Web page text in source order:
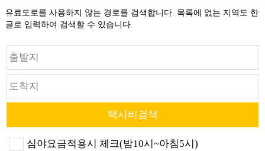
유료도로를 사용하지 않는 경로를 검색합니다. 목록에 없는 지역도 한
글로 입력하여 검색할 수 있습니다.
심야요금적용시 체크(밤10시~아침5시)